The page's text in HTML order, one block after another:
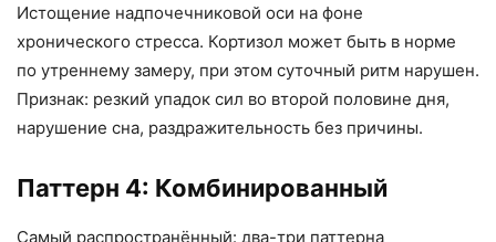
Оставьте свои контакты и мы свяжемся с вами в
Ваше имя *
Истощение надпочечниковой оси на фоне
хронического стресса. Кортизол может быть в норме
по утреннему замеру, при этом суточный ритм нарушен.
Признак: резкий упадок сил во второй половине дня,
нарушение сна, раздражительность без причины.
Паттерн 4: Комбинированный
Самый распространённый: два-три паттерна